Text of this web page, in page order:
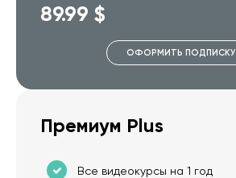
89.99 $
ОФОРМИТЬ ПОДПИСКУ
Премиум Plus
Все видеокурсы на 1 год